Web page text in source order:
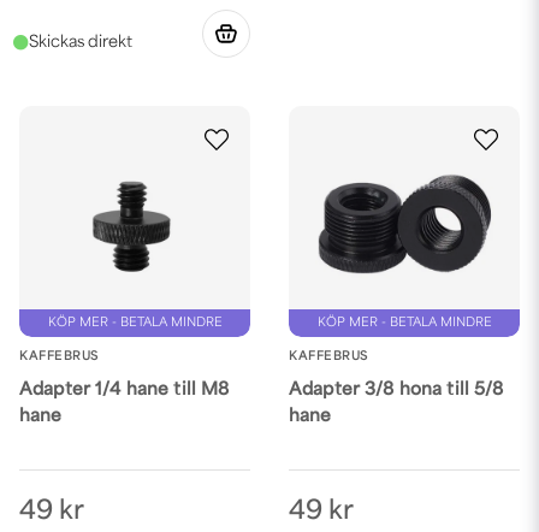
KÖP MER - BETALA MINDRE
KAFFEBRUS
Adapter 1/4 hane till M8
hane
49 kr
KÖP MER - BETALA MINDRE
KAFFEBRUS
Adapter 3/8 hona till 5/8
hane
49 kr